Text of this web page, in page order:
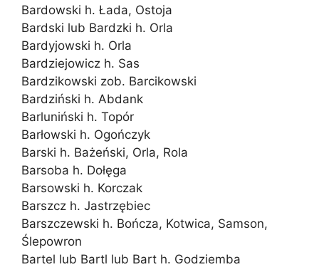
Bardowski h. Łada, Ostoja
Bardski lub Bardzki h. Orla
Bardyjowski h. Orla
Bardziejowicz h. Sas
Bardzikowski zob. Barcikowski
Bardziński h. Abdank
Barluniński h. Topór
Barłowski h. Ogończyk
Barski h. Bażeński, Orla, Rola
Barsoba h. Dołęga
Barsowski h. Korczak
Barszcz h. Jastrzębiec
Barszczewski h. Bończa, Kotwica, Samson,
Ślepowron
Bartel lub Bartl lub Bart h. Godziemba